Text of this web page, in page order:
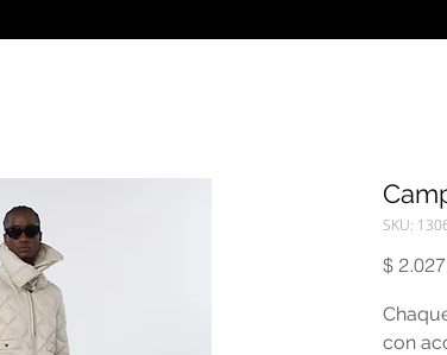
SKU:
$
con